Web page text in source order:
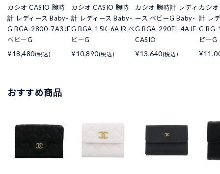
カシオ CASIO 腕時
計 レディース Baby-
G BGA-2800-7A3JF
ベビーG
¥18,480(税込)
カシオ CASIO 腕時
計 レディース Baby-
G BGA-15K-6AJR ベ
ビーG
¥10,890(税込)
カシオ 腕時計 レディ
ース ベビーG Baby-
G BGA-290FL-4AJF
CASIO
¥13,640(税込)
カシ
計 レ
G BG-
ビーG
おすすめ商品